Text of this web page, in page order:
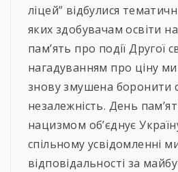
ліцей” відбулися
яких здобувачам освіти
пам’ять про події Другої
нагадуванням про ціну
знову змушена боронити
незалежність. День
нацизмом об’єднує
спільному усвідомленні
відповідальності за